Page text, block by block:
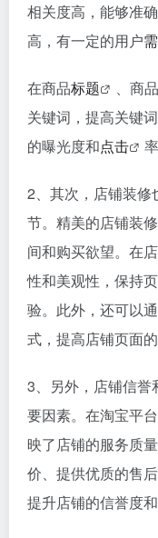
相关度高，能够准
高，有一定的用户
在商品标题
、商
关键词，提高关键
的曝光度和点击 率
2、其次，店铺装
节。精美的店铺装
间和购买欲望。在
性和美观性，保持
验。此外，还可以
式，提高店铺页面的
3、另外，店铺信誉
要因素。在淘宝平
映了店铺的服务质
价、提供优质的售
提升店铺的信誉度和